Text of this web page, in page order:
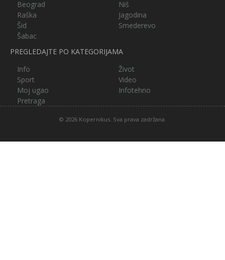
Beograd
Niš
Raška
Jagodina
Šid
Smederevo
Šabac
PREGLEDAJTE PO KATEGORIJAMA
Info
Život
Sport
Video
Moj ugao
Infotehno
Pretraga
© 2026 Kopernikus. Sva prava zadržana.